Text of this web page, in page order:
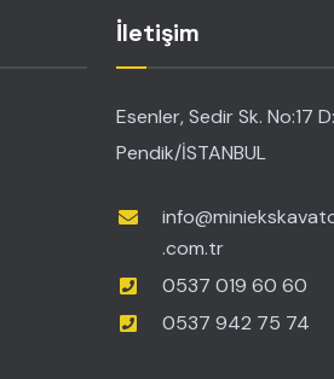
İletişim
Esenler, Sedir Sk. No:17
Pendik/İSTANBUL
.com.tr
0537 019 60 60
0537 942 75 74